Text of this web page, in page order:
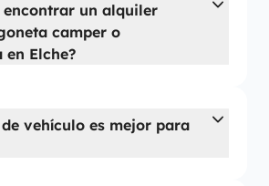
encontrar un alquiler
camper o
Elche?
vehículo es mejor para